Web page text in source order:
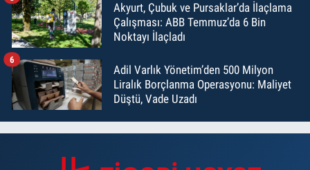
Akyurt, Çubuk ve Pursaklar’da İlaçlama
Çalışması: ABB Temmuz’da 6 Bin
Noktayı İlaçladı
Adil Varlık Yönetim’den 500 Milyon
Liralık Borçlanma Operasyonu: Maliyet
Düştü, Vade Uzadı
6